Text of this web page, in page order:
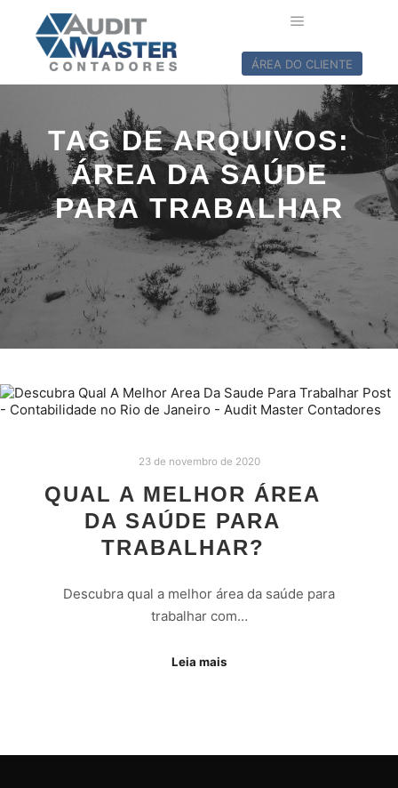
ÁREA DO CLIENTE
TAG DE ARQUIVOS:
ÁREA DA SAÚDE
PARA TRABALHAR
23 de novembro de 2020
QUAL A MELHOR ÁREA
DA SAÚDE PARA
TRABALHAR?
Descubra qual a melhor área da saúde para
trabalhar com…
Leia mais